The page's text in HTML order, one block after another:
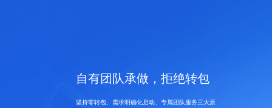
自有团队承做，拒绝转包
坚持零转包、需求明确化启动、专属团队服务三大原